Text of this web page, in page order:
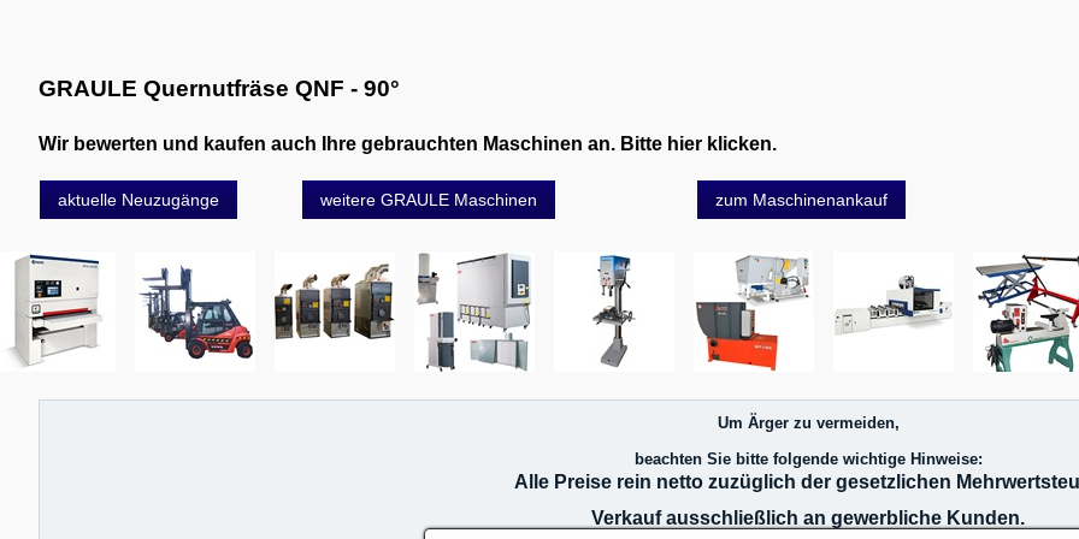
GRAULE Quernutfräse QNF - 90°
Wir bewerten und kaufen auch Ihre gebrauchten Maschinen an. Bitte hier klicken.
aktuelle Neuzugänge weitere GRAULE Maschinen zum Maschinenankauf
Um Ärger zu vermeiden,
beachten Sie bitte folgende wichtige Hinweise:
Alle Preise rein netto zuzüglich der gesetzlichen
Verkauf ausschließlich an gewerbliche Kunden.